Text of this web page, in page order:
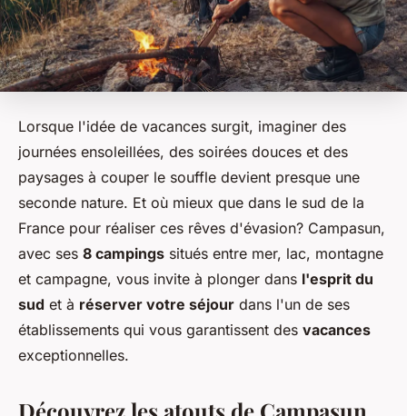
Lorsque l'idée de vacances surgit, imaginer des
journées ensoleillées, des soirées douces et des
paysages à couper le souffle devient presque une
seconde nature. Et où mieux que dans le sud de la
France pour réaliser ces rêves d'évasion? Campasun,
avec ses 8 campings situés entre mer, lac, montagne
et campagne, vous invite à plonger dans l'esprit du
sud et à réserver votre séjour dans l'un de ses
établissements qui vous garantissent des vacances
exceptionnelles.